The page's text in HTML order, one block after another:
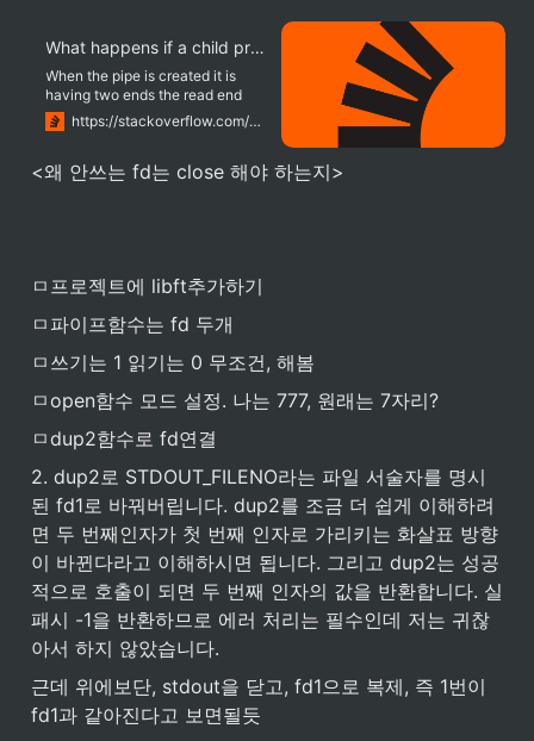
What happens if a child process won't close the pipe from writing, while reading?
When the pipe is created it is
having two ends the read end
and write end. These are entries
in the User File descriptor table.
in the File table with 1 as
https://stackoverflow.com/questions/11599462/what-happens-if-a-child-process-wont-close-the-pipe-from-writing-while-reading
<왜 안쓰는 fd는 close 해야 하는지>
ㅁ프로젝트에 libft추가하기
ㅁ파이프함수는 fd 두개
ㅁ쓰기는 1 읽기는 0 무조건, 해봄
ㅁopen함수 모드 설정. 나는 777, 원래는 7자리?
ㅁdup2함수로 fd연결
2. dup2로 STDOUT_FILENO라는 파일 서술자를 명시
된 fd1로 바꿔버립니다. dup2를 조금 더 쉽게 이해하려
면 두 번째인자가 첫 번째 인자로 가리키는 화살표 방향
이 바뀐다라고 이해하시면 됩니다. 그리고 dup2는 성공
적으로 호출이 되면 두 번째 인자의 값을 반환합니다. 실
패시 -1을 반환하므로 에러 처리는 필수인데 저는 귀찮
아서 하지 않았습니다.
근데 위에보단, stdout을 닫고, fd1으로 복제, 즉 1번이
fd1과 같아진다고 보면될듯